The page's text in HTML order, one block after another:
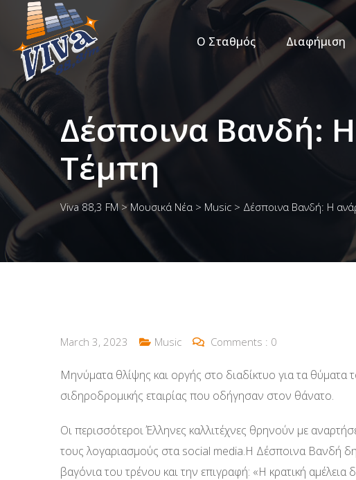
Ο Σταθμός Διαφήμιση
Δέσποινα Βανδή:
Τέμπη
Viva 88,3 FM> Μουσικά Νέα > Music > Δέσποινα Βανδή: Η
March 3, 2023 Music Comments : 0
Μηνύματα θλίψης και οργής στο διαδίκτυο για τα θύματα
σιδηροδρομικής εταιρίας που οδήγησαν στον θάνατο.
Οι περισσότεροι Έλληνες καλλιτέχνες θρηνούν με
τους λογαριασμούς στα social media.Η Δέσποινα Βανδή
βαγόνια του τρένου και την επιγραφή: «Η κρατική αμέλεια